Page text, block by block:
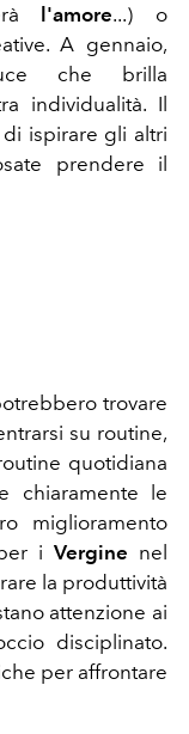
l'amore...) o
A gennaio,
che brilla
individualità. Il
ispirare gli altri
prendere il
trovare
su routine,
quotidiana
chiaramente le
miglioramento
per iVergine nel
la produttività
attenzione ai
disciplinato.
per affrontare